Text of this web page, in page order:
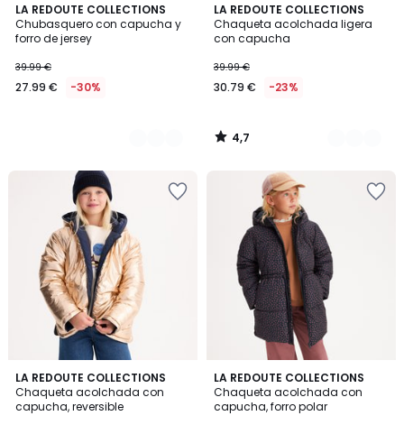
LA REDOUTE COLLECTIONS
Chubasquero con capucha y
forro de jersey
39.99 €
27.99 € -30%
3
Colores
LA REDOUTE COLLECTIONS
Chaqueta acolchada ligera
con capucha
39.99 €
30.79 € -23%
4,7
/ 5
4
Colores
4,7
/
LA REDOUTE COLLECTIONS
Chaqueta acolchada con
capucha, reversible
3
/
5
LA REDOUTE COLLECTIONS
Chaqueta acolchada con
capucha, forro polar
4
/
5